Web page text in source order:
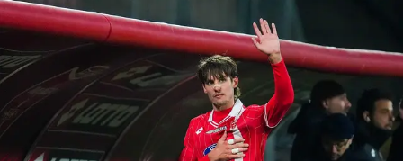
Motori
Volley
Hockey
Altri sport